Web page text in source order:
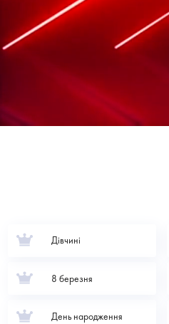
Дівчині
8 березня
День народження